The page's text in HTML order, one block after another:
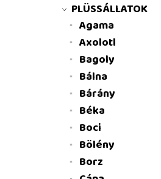
PLÜSSÁLLATOK
Agama
Axolotl
Bagoly
Bálna
Bárány
Béka
Boci
Bölény
Borz